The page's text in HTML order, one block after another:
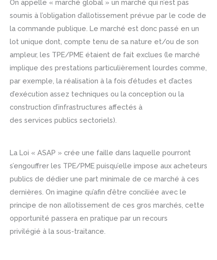
On appelle « marché global » un marché qui n’est pas
soumis à l’obligation d’allotissement prévue par le code de
la commande publique. Le marché est donc passé en un
lot unique dont, compte tenu de sa nature et/ou de son
ampleur, les TPE/PME étaient de fait exclues (le marché
implique des prestations particulièrement lourdes comme,
par exemple, la réalisation à la fois d’études et d’actes
d’exécution assez techniques ou la conception ou la
construction d’infrastructures affectés à
des services publics sectoriels).
La Loi « ASAP » crée une faille dans laquelle pourront
s’engouffrer les TPE/PME puisqu’elle impose aux acheteurs
publics de dédier une part minimale de ce marché à ces
dernières. On imagine qu’afin d’être conciliée avec le
principe de non allotissement de ces gros marchés, cette
opportunité passera en pratique par un recours
privilégié à la sous-traitance.